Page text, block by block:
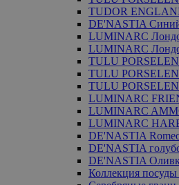
TUDOR
DE'NASTIA
LUMINARC
LUMINARC
TULU PORSELEN
TULU
TULU
LUMINARC
LUMINARC
LUMINARC
DE'NASTIA
DE'NASTIA
DE'NASTIA
Коллекция